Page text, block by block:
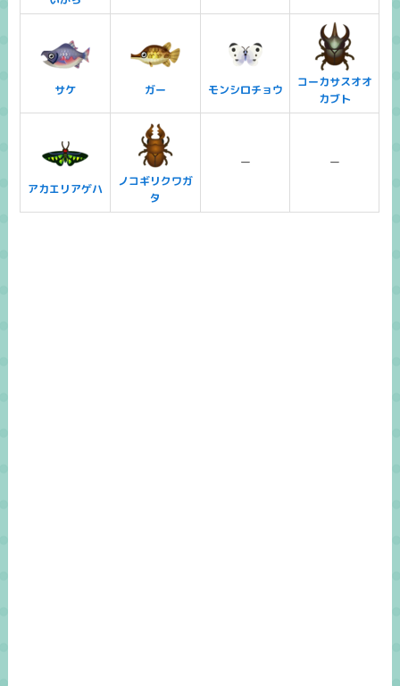
サケ ガー モンシロチョウ
コーカサスオオ
カブト
アカエリアゲハ
ノコギリクワガ
タ
ー ー